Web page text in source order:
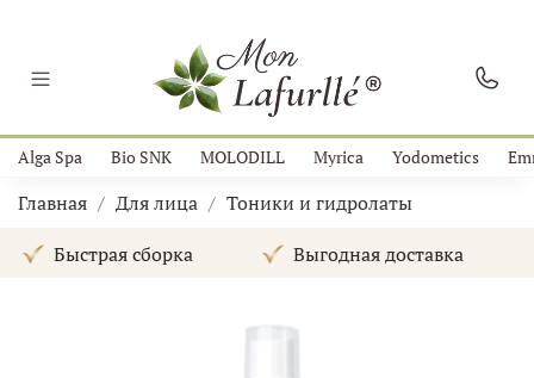
Alga Spa Bio SNK MOLODILL Myrica Yodometics
Главная Для лица
Тоники и гидролаты
Быстрая сборка
Выгодная доставка